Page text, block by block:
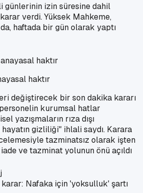
günlerinin izin süresine dahil
verdi. Yüksek Mahkeme,
da, haftada bir gün olarak yaptı
haktır
değiştirecek bir son dakika kararı
personelin kurumsal hatlar
yazışmaların rıza dışı
gizliliği" ihlali saydı. Karara
tazminatsız olarak işten
ve tazminat yolunun önü açıldı